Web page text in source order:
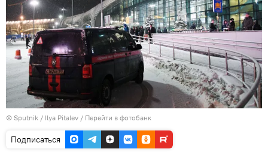
© Sputnik / Ilya Pitalev / Перейти в фотобанк
Подписаться